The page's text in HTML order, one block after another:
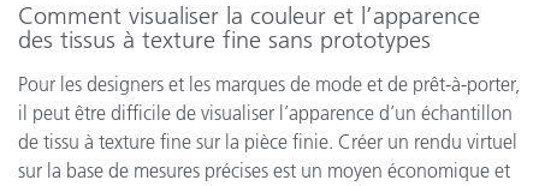
Comment visualiser la couleur et l’apparence
des tissus à texture fine sans prototypes
Pour les designers et les marques de mode et de prêt-à-porter,
il peut être difficile de visualiser l’apparence d’un échantillon
de tissu à texture fine sur la pièce finie. Créer un rendu virtuel
sur la base de mesures précises est un moyen économique et